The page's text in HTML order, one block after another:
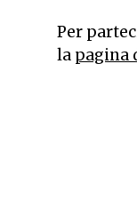
Per
la pagina